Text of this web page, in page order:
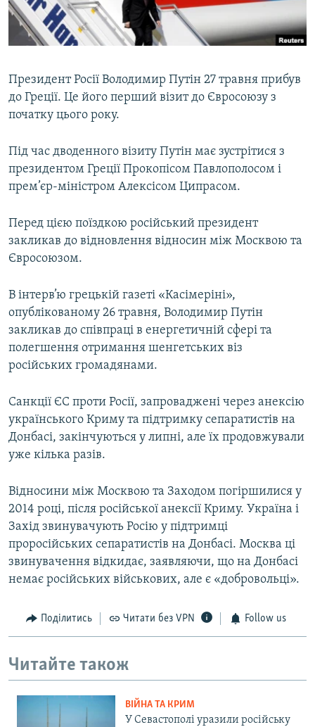
ВІДЕОУРОКИ «ELIFBE»
СВІДЧЕННЯ ОКУПАЦІЇ
Русский
Qırımtatar
ДОЛУЧАЙСЯ!
Усі сайти RFE/RL
Президент Росії Володимир Путін 27 травня прибув
до Греції. Це його перший візит до Євросоюзу з
початку цього року.
Під час дводенного візиту Путін має зустрітися з
президентом Греції Прокопісом Павлополосом і
прем’єр-міністром Алексісом Ципрасом.
Перед цією поїздкою російський президент
закликав до відновлення відносин між Москвою та
Євросоюзом.
В інтерв’ю грецькій газеті «Касімеріні»,
опублікованому 26 травня, Володимир Путін
закликав до співпраці в енергетичній сфері та
полегшення отримання шенгетських віз
російських громадянами.
Санкції ЄС проти Росії, запроваджені через анексію
українського Криму та підтримку сепаратистів на
Донбасі, закінчуються у липні, але їх продовжували
уже кілька разів.
Відносини між Москвою та Заходом погіршилися у
2014 році, після російської анексії Криму. Україна і
Захід звинувачують Росію у підтримці
проросійських сепаратистів на Донбасі. Москва ці
звинувачення відкидає, заявляючи, що на Донбасі
немає російських військових, але є «добровольці».
Поділитись Читати без VPN Follow us
Читайте також
ВІЙНА ТА КРИМ
У Севастополі уразили російську